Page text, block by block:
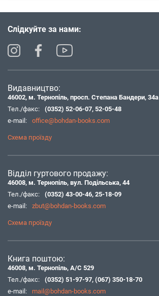
Слідкуйте за нами:
Видавництво:
46002, м. Тернопіль, просп. Степана Бандери, 34а
Тел./факс:
(0352) 52-06-07, 52-05-48
e-mail:
office@bohdan-books.com
Схема проїзду
Відділ гуртового продажу:
46008, м. Тернопіль, вул. Подільська, 44
Тел./факс:
(0352) 43-00-46, 25-18-09
e-mail:
zbut@bohdan-books.com
Схема проїзду
Книга поштою:
46008, м. Тернопіль, А/С 529
Тел./факс:
(0352) 51-97-97, (067) 350-18-70
e-mail:
mail@bohdan-books.com